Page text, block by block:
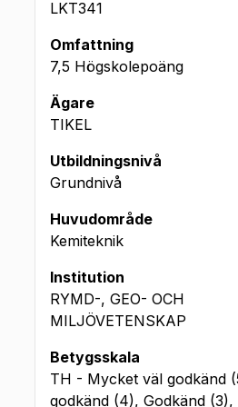
LKT341
Omfattning
7,5 Högskolepoäng
Ägare
TIKEL
Utbildningsnivå
Grundnivå
Huvudområde
Kemiteknik
Institution
RYMD-, GEO- OCH
MILJÖVETENSKAP
Betygsskala
TH - Mycket väl godkänd
godkänd (4), Godkänd